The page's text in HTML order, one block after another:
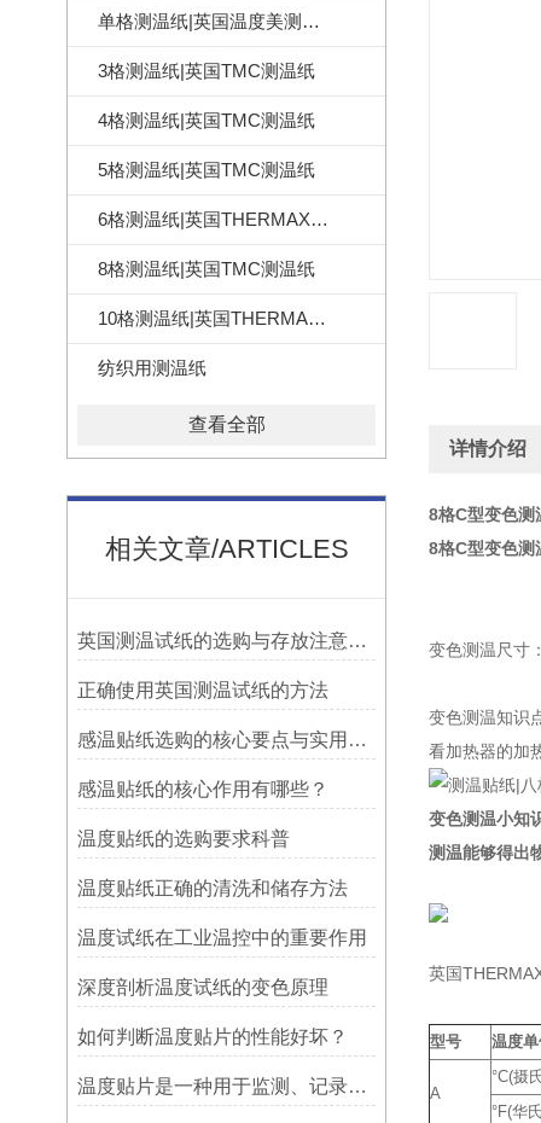
单格测温纸|英国温度美测温纸
3格测温纸|英国TMC测温纸
4格测温纸|英国TMC测温纸
5格测温纸|英国TMC测温纸
6格测温纸|英国THERMAX测温纸
8格测温纸|英国TMC测温纸
10格测温纸|英国THERMAX测温纸
纺织用测温纸
查看全部
相关文章/ARTICLES
英国测温试纸的选购与存放注意事项
正确使用英国测温试纸的方法
感温贴纸选购的核心要点与实用建议
感温贴纸的核心作用有哪些？
温度贴纸的选购要求科普
温度贴纸正确的清洗和储存方法
温度试纸在工业温控中的重要作用
深度剖析温度试纸的变色原理
如何判断温度贴片的性能好坏？
温度贴片是一种用于监测、记录或指示温度变化的工具
详情介绍
8格C型变色测
8格C型变色测
变色测温尺寸
变色测温知识
看加热器的加
变色测温小知
测温能够得出
英国
型号 温度
A
°C(摄
°F(华